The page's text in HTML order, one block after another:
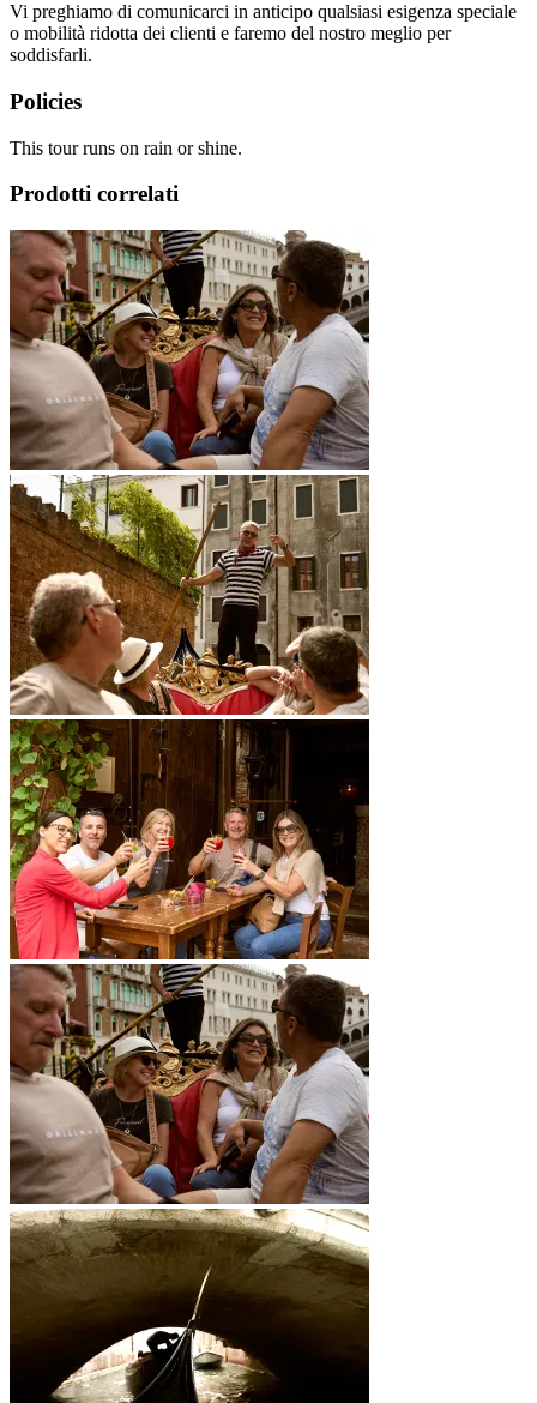
Vi preghiamo di comunicarci in anticipo qualsiasi esigenza speciale
o mobilità ridotta dei clienti e faremo del nostro meglio per
soddisfarli.
Policies
This tour runs on rain or shine.
Prodotti correlati